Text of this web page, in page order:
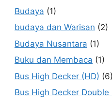
Budaya (1)
budaya dan Warisan (2)
Budaya Nusantara (1)
Buku dan Membaca (1)
Bus High Decker (HD) (6)
Bus High Decker Double